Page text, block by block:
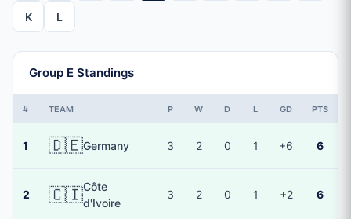
K L
Group E Standings
# TEAM P W D L GD PTS
1 🇩🇪Germany 3 2 0 1 +6 6
2 🇨🇮Côte
d'Ivoire
3 2 0 1 +2 6